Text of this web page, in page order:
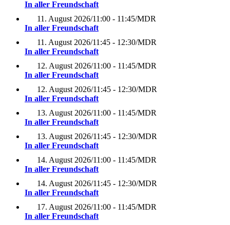
In aller Freundschaft
11. August 2026/11:00 - 11:45/MDR
In aller Freundschaft
11. August 2026/11:45 - 12:30/MDR
In aller Freundschaft
12. August 2026/11:00 - 11:45/MDR
In aller Freundschaft
12. August 2026/11:45 - 12:30/MDR
In aller Freundschaft
13. August 2026/11:00 - 11:45/MDR
In aller Freundschaft
13. August 2026/11:45 - 12:30/MDR
In aller Freundschaft
14. August 2026/11:00 - 11:45/MDR
In aller Freundschaft
14. August 2026/11:45 - 12:30/MDR
In aller Freundschaft
17. August 2026/11:00 - 11:45/MDR
In aller Freundschaft